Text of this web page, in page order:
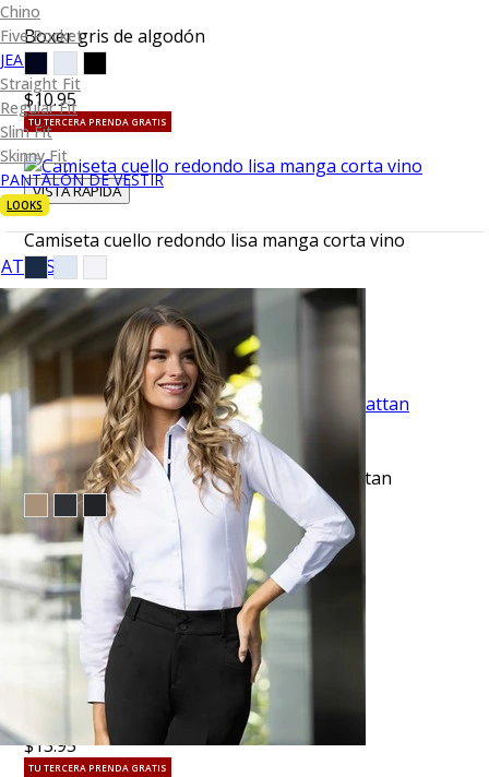
Chino
Five Pocket
JEANS
Straight Fit
Regular Fit
Slim Fit
Skinny Fit
PANTALÓN DE VESTIR
LOOKS
ATRÁS
Boxer gris de algodón
$10.95
TU TERCERA PRENDA GRATIS
VISTA RAPIDA
Camiseta cuello redondo lisa manga corta vino
$10.99
$17.95
VISTA RAPIDA
Pantalón de vestir regular fit azul manhattan
$53.95
TU TERCERA PRENDA GRATIS
VISTA RAPIDA
Corbata corcel con diseño azul
$13.95
TU TERCERA PRENDA GRATIS